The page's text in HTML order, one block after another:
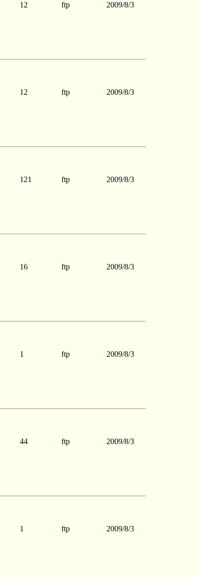
12 ftp 2009/8/3
12 ftp 2009/8/3
121 ftp 2009/8/3
16 ftp 2009/8/3
1 ftp 2009/8/3
44 ftp 2009/8/3
1 ftp 2009/8/3